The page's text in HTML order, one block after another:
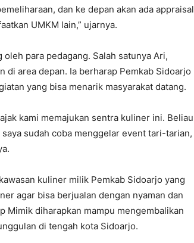
dan ke depan akan ada appraisal
UMKM lain,” ujarnya.
para pedagang. Salah satunya Ari,
di area depan. Ia berharap Pemkab Sidoarjo
yang bisa menarik masyarakat datang.
kami memajukan sentra kuliner ini. Beliau
sudah coba menggelar event tari-tarian,
kuliner milik Pemkab Sidoarjo yang
agar bisa berjualan dengan nyaman dan
Mimik diharapkan mampu mengembalikan
di tengah kota Sidoarjo.